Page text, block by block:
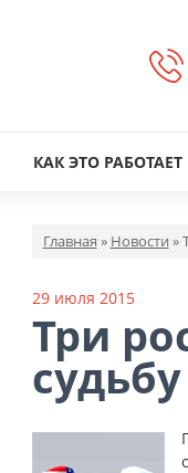
КАК ЭТО РАБОТАЕТ
Главная » Новости »
29 июля 2015
Три